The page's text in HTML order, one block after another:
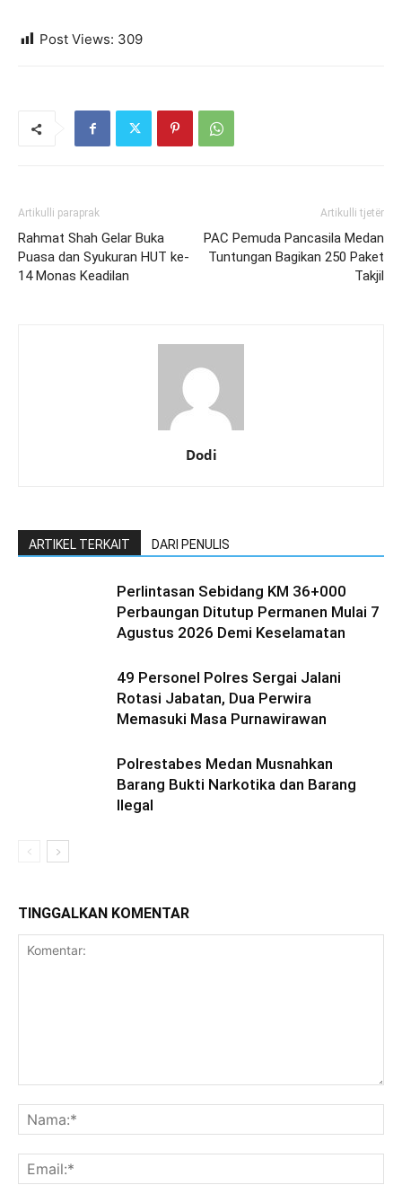
Post Views: 309
Artikulli paraprak
Rahmat Shah Gelar Buka
Puasa dan Syukuran HUT ke-
14 Monas Keadilan
Artikulli tjetër
PAC Pemuda Pancasila Medan
Tuntungan Bagikan 250 Paket
Takjil
Dodi
ARTIKEL TERKAIT DARI PENULIS
Perlintasan Sebidang KM 36+000
Perbaungan Ditutup Permanen Mulai 7
Agustus 2026 Demi Keselamatan
49 Personel Polres Sergai Jalani
Rotasi Jabatan, Dua Perwira
Memasuki Masa Purnawirawan
Polrestabes Medan Musnahkan
Barang Bukti Narkotika dan Barang
Ilegal
TINGGALKAN KOMENTAR